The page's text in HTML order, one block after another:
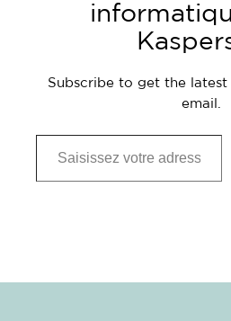
Subscribe to get the
email.
Saisissez votre adresse e-mail…